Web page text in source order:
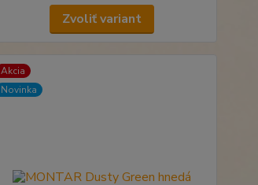
Zvoliť variant
Akcia
Novinka